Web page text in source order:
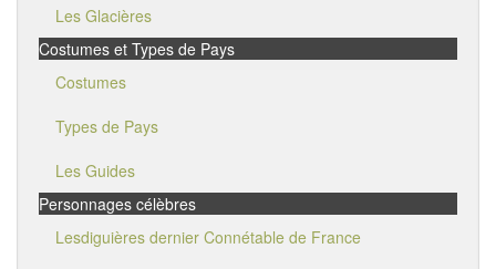
Les Glacières
Costumes et Types de Pays
Costumes
Types de Pays
Les Guides
Personnages célèbres
Lesdiguières dernier Connétable de France